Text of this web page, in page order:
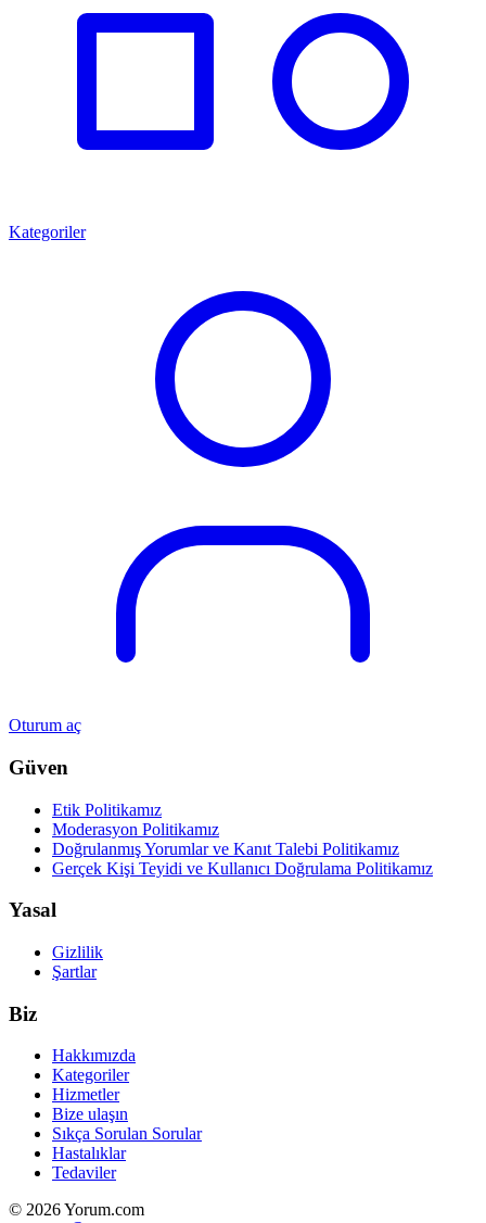
Kategoriler
Oturum aç
Güven
Etik Politikamız
Moderasyon Politikamız
Doğrulanmış Yorumlar ve Kanıt Talebi Politikamız
Gerçek Kişi Teyidi ve Kullanıcı Doğrulama Politikamız
Yasal
Gizlilik
Şartlar
Biz
Hakkımızda
Kategoriler
Hizmetler
Bize ulaşın
Sıkça Sorulan Sorular
Hastalıklar
Tedaviler
© 2026 Yorum.com